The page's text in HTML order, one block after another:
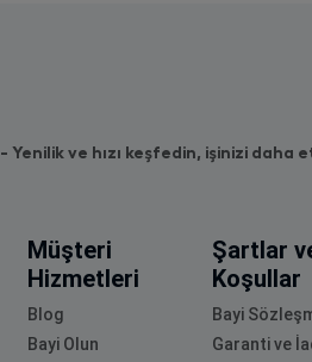
- Yenilik ve hızı keşfedin, işinizi
Müşteri
Hizmetleri
Blog
Bayi Olun
Şartlar
Koşullar
Bayi
Garanti ve